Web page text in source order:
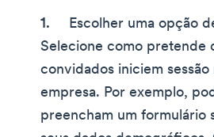
Escolher uma opção
Selecione como pretende
convidados iniciem sessão
empresa. Por exemplo,
preencham um formulário